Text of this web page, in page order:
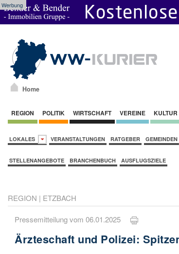
Werbung
Home
REGION POLITIK WIRTSCHAFT VEREINE KULTUR
LOKALES VERANSTALTUNGEN RATGEBER GEMEINDEN
STELLENANGEBOTE BRANCHENBUCH AUSFLUGSZIELE
REGION | ETZBACH
Pressemitteilung vom 06.01.2025
Ärzteschaft und Polizei: